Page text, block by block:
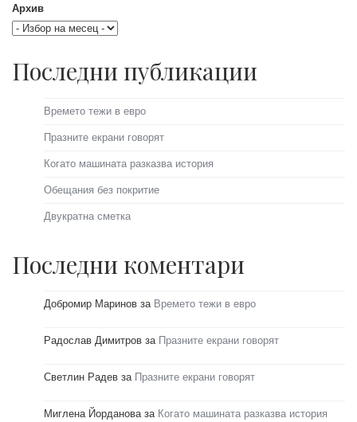
Архив
Последни публикации
Времето тежи в евро
Празните екрани говорят
Когато машината разказва история
Обещания без покритие
Двукратна сметка
Последни коментари
Добромир Маринов за Времето тежи в евро
Радослав Димитров за Празните екрани говорят
Светлин Радев за Празните екрани говорят
Миглена Йордановаза Когато машината разказва история